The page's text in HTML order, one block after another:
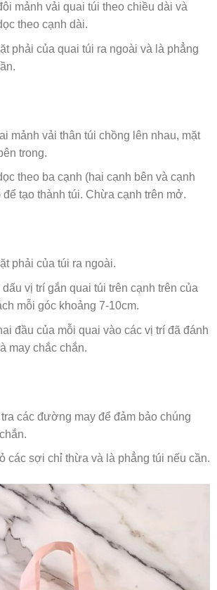
mảnh vải quai túi theo chiều dài và
theo cạnh dài.
phải của quai túi ra ngoài và là phẳng
mảnh vải thân túi chồng lên nhau, mặt
trong.
theo ba cạnh (hai cạnh bên và cạnh
tạo thành túi. Chừa cạnh trên mở.
phải của túi ra ngoài.
vị trí gắn quai túi trên cạnh trên của
mỗi góc khoảng 7-10cm.
đầu của mỗi quai vào các vị trí đã đánh
may chắc chắn.
tra các đường may để đảm bảo chúng
các sợi chỉ thừa và là phẳng túi nếu cần.